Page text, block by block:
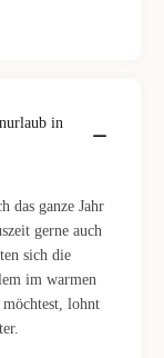
in
das ganze Jahr
gerne auch
sich die
im warmen
möchtest, lohnt